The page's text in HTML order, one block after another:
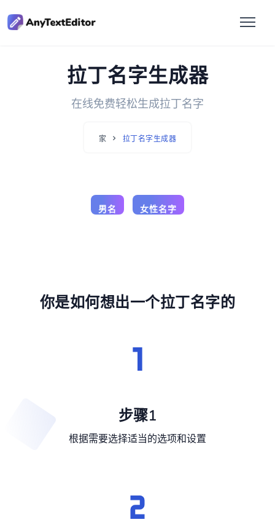
拉丁名字生成器
在线免费轻松生成拉丁名字
家 拉丁名字生成器
你是如何想出一个拉丁名字的
步骤1
根据需要选择适当的选项和设置